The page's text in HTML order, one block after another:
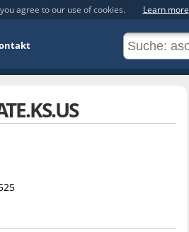
agree to our use of cookies. Learn more